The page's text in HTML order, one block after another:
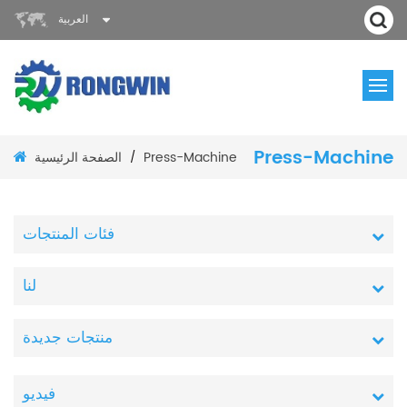
العربية
Press-Machine الصفحة الرئيسية / Press-Machine
فئات المنتجات
لنا
منتجات جديدة
فيديو